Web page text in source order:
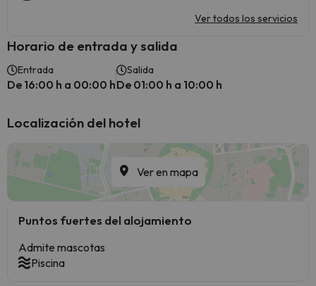
Ver todos los servicios
Horario de entrada y salida
Entrada
De 16:00 h a 00:00 h
Salida
De 01:00 h a 10:00 h
Localización del hotel
Ver en mapa
Puntos fuertes del alojamiento
Admite mascotas
Piscina